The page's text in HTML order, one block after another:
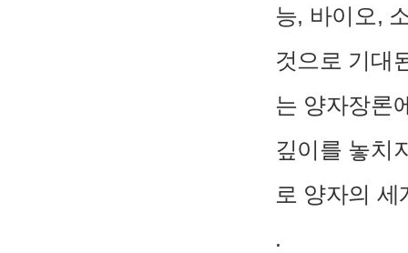
능, 바이오,
것으로 기대
는 양자장론
깊이를 놓치
로 양자의
.